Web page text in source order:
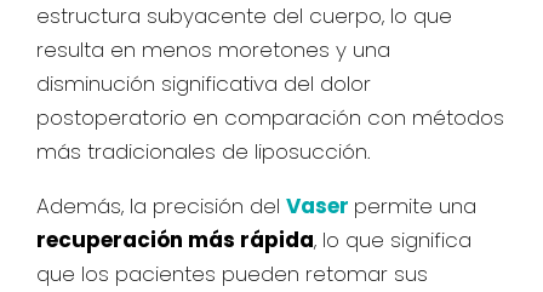
estructura subyacente del cuerpo, lo que
resulta en menos moretones y una
disminución significativa del dolor
postoperatorio en comparación con métodos
más tradicionales de liposucción.
Además, la precisión del Vaser permite una
recuperación más rápida, lo que significa
que los pacientes pueden retomar sus